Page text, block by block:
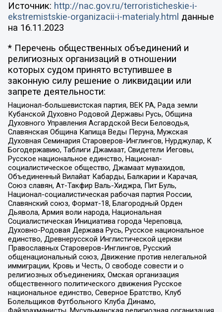
Источник: http://nac.gov.ru/terroristicheskie-i-
ekstremistskie-organizacii-i-materialy.html данные
на 16.11.2023
* Перечень общественных объединений и
религиозных организаций в отношении
которых судом принято вступившее в
законную силу решение о ликвидации или
запрете деятельности:
Национал-большевистская партия, ВЕК РА, Рада земли
Кубанской Духовно Родовой Державы Русь, Община
Духовного Управления Асгардской Веси Беловодья,
Славянская Община Капища Веды Перуна, Мужская
Духовная Семинария Староверов-Инглингов, Нурджулар, К
Богодержавию, Таблиги Джамаат, Свидетели Иеговы,
Русское национальное единство, Национал-
социалистическое общество, Джамаат мувахидов,
Объединенный Вилайат Кабарды, Балкарии и Карачая,
Союз славян, Ат-Такфир Валь-Хиджра, Пит Буль,
Национал-социалистическая рабочая партия России,
Славянский союз, Формат-18, Благородный Орден
Дьявола, Армия воли народа, Национальная
Социалистическая Инициатива города Череповца,
Духовно-Родовая Держава Русь, Русское национальное
единство, Древнерусской Инглистической церкви
Православных Староверов-Инглингов, Русский
общенациональный союз, Движение против нелегальной
иммиграции, Кровь и Честь, О свободе совести и о
религиозных объединениях, Омская организация
общественного политического движения Русское
национальное единство, Северное Братство, Клуб
Болельщиков Футбольного Клуба Динамо,